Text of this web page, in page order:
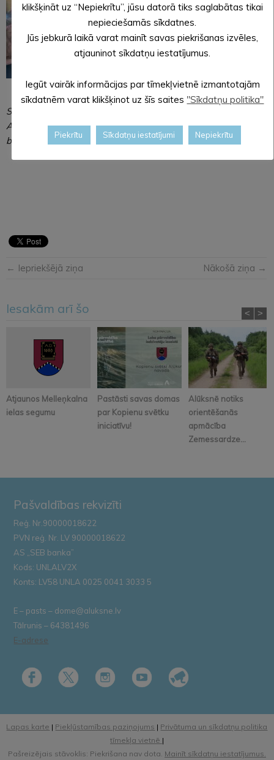
Sanita Silirova,
Alūksnes novada bibliotēkas struktūrvienības “Mārkalnes
bibliotēka” – VPVKAC vadītāja
← Iepriekšējā ziņa Nākošā ziņa →
Iesakām arī šo
Atjaunos Melleņkalna
ielas segumu
Pastāsti savas domas
par Kopienu svētku
iniciatīvu!
Alūksnē notiks
orientēšanās
apmācība
Zemessardze...
< >
Pašvaldības rekvizīti
Reģ. Nr.90000018622
PVN reģ. Nr. LV 90000018622
AS „SEB banka”
Kods: UNLALV2X
Konts: LV58 UNLA 0025 0041 3033 5
E – pasts – dome@aluksne.lv
Tālrunis – 64381496
E-adrese
Lapas karte | Piekļūstamības paziņojums | Privātuma un sīkdatņu politika
tīmekļa vietnē |
Pašreizējais stāvoklis: Piekrišana nav dota. Mainīt sīkdatņu iestatījumus.
klikšķināt uz “Nepiekrītu”, jūsu datorā tiks saglabātas tikai
nepieciešamās sīkdatnes.
Jūs jebkurā laikā varat mainīt savas piekrišanas izvēles,
atjauninot sīkdatņu iestatījumus.
Iegūt vairāk informācijas par tīmekļvietnē izmantotajām
sīkdatnēm varat klikšķinot uz šīs saites "Sīkdatņu politika"
Piekrītu Sīkdatņu iestatījumi Nepiekrītu